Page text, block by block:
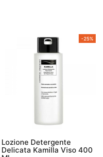
-25%
Lozione Detergente
Delicata Kamilla Viso 400